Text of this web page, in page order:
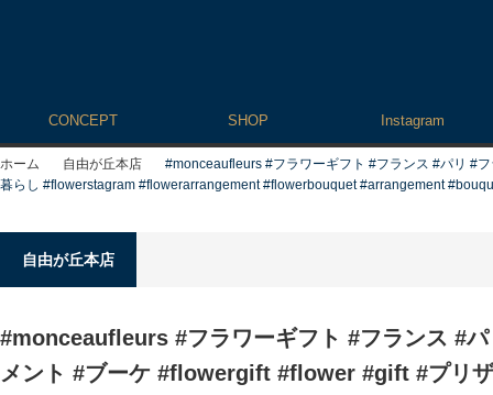
CONCEPT SHOP Instagram
ホーム 自由が丘本店
#monceaufleurs #フラワーギフト #フランス #パリ #
暮らし #flowerstagram #flowerarrangement #flowerbouquet #arrangement
自由が丘本店
#monceaufleurs #フラワーギフト #フランス #
メント #ブーケ #flowergift #flower #gift #プリ